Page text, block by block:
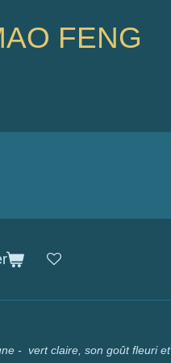
FENG
- vertclaire, son goût fleuri et